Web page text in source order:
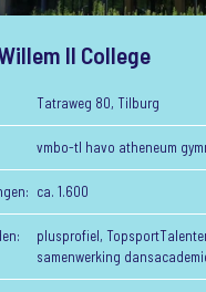
II College
Tatraweg 80, Tilburg
vmbo-tl havo atheneum
ca. 1.600
plusprofiel,
samenwerking